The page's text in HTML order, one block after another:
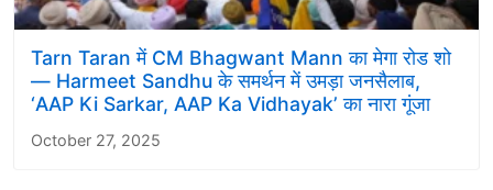
Tarn Taran में CM Bhagwant Mann का मेगा रोड शो
— Harmeet Sandhu के समर्थन में उमड़ा जनसैलाब,
‘AAP Ki Sarkar, AAP Ka Vidhayak’ का नारा गूंजा
October 27, 2025